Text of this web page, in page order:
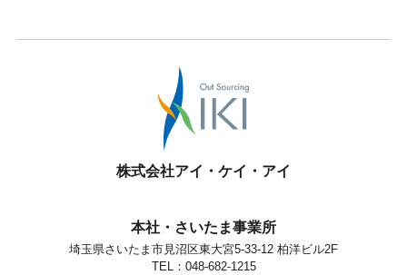
株式会社アイ・ケイ・アイ
本社・さいたま事業所
埼玉県さいたま市見沼区東大宮5-33-12 柏洋ビル2F
TEL：048-682-1215